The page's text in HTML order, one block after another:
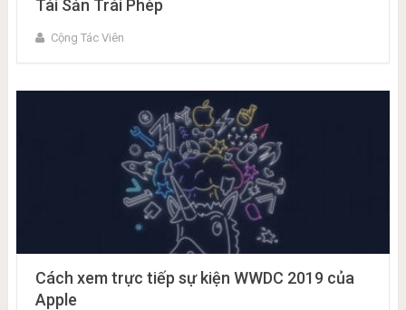
Tài Sản Trái Phép
Cộng Tác Viên
Cách xem trực tiếp sự kiện WWDC 2019 của
Apple